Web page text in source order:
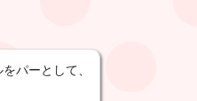
パーとして、